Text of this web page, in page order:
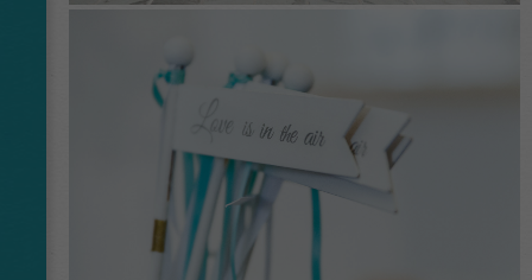
assign a randomly generated number to
Google Analytics
1 Tag
This cookie is installed by Google Analytics.